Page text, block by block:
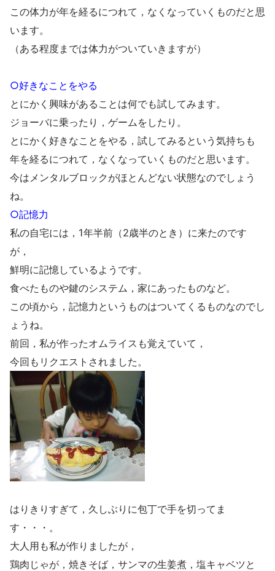
この体力が年を経るにつれて，なくなっていくものだと思
います。
（ある程度までは体力がついていきますが）
○好きなことをやる
とにかく興味があることは何でも試してみます。
ジョーバに乗ったり，ゲームをしたり。
とにかく好きなことをやる，試してみるという気持ちも
年を経るにつれて，なくなっていくものだと思います。
今はメンタルブロックがほとんどない状態なのでしょう
ね。
○記憶力
私の自宅には，1年半前（2歳半のとき）に来たのです
が，
鮮明に記憶しているようです。
食べたものや鍵のシステム，家にあったものなど。
この頃から，記憶力というものはついてくるものなのでし
ょうね。
前回，私が作ったオムライスも覚えていて，
今回もリクエストされました。
はりきりすぎて，久しぶりに包丁で手を切ってま
す・・・。
大人用も私が作りましたが，
鶏肉じゃが，焼きそば，サンマの生姜煮，塩キャベツと